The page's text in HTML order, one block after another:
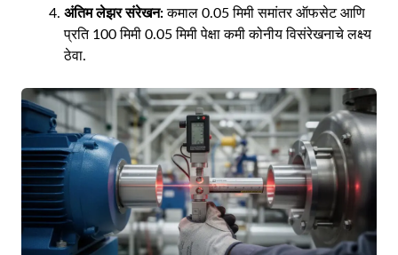
अंतिम लेझर संरेखन:कमाल 0.05 मिमी समांतर ऑफसेट आणि
प्रति 100 मिमी 0.05 मिमी पेक्षा कमी कोनीय विसंरेखनाचे लक्ष्य
ठेवा.